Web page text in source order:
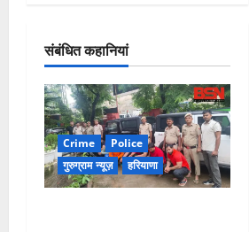
संबंधित कहानियां
Crime
Police
गुरुग्राम न्यूज़
हरियाणा